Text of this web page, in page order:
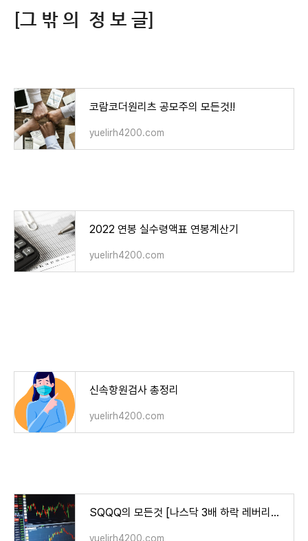
[그 밖 의 정 보 글]
코람코더원리츠 공모주의 모든것!!
yuelirh4200.com
2022 연봉 실수령액표 연봉계산기
yuelirh4200.com
신속항원검사 총정리
yuelirh4200.com
SQQQ의 모든것 [나스닥 3배 하락 레버리지 ETF]
yuelirh4200.com